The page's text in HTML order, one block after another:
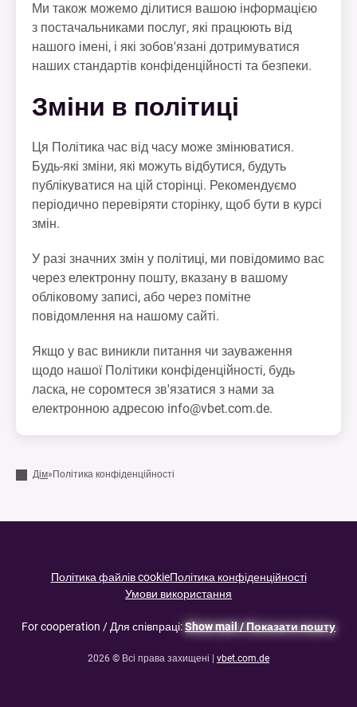
Ми також можемо ділитися вашою інформацією
з постачальниками послуг, які працюють від
нашого імені, і які зобов'язані дотримуватися
наших стандартів конфіденційності та безпеки.
Зміни в політиці
Ця Політика час від часу може змінюватися.
Будь-які зміни, які можуть відбутися, будуть
публікуватися на цій сторінці. Рекомендуємо
періодично перевіряти сторінку, щоб бути в курсі
змін.
У разі значних змін у політиці, ми повідомимо вас
через електронну пошту, вказану в вашому
обліковому записі, або через помітне
повідомлення на нашому сайті.
Якщо у вас виникли питання чи зауваження
щодо нашої Політики конфіденційності, будь
ласка, не соромтеся зв'язатися з нами за
електронною адресою info@vbet.com.de.
Дім» Політика конфіденційності
Політика файлів cookieПолітика конфіденційності
Умови використання
For cooperation / Для співпраці:Show mail / Показати пошту
2026 © Всі права захищені | vbet.com.de